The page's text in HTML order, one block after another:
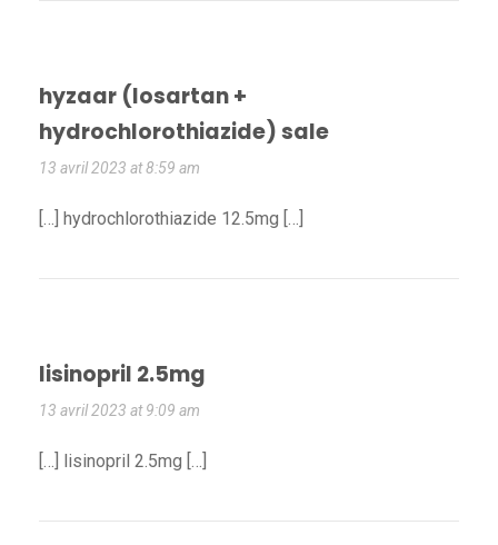
hyzaar (losartan +
hydrochlorothiazide) sale
13 avril 2023 at 8:59 am
[…] hydrochlorothiazide 12.5mg […]
lisinopril 2.5mg
13 avril 2023 at 9:09 am
[…] lisinopril 2.5mg […]